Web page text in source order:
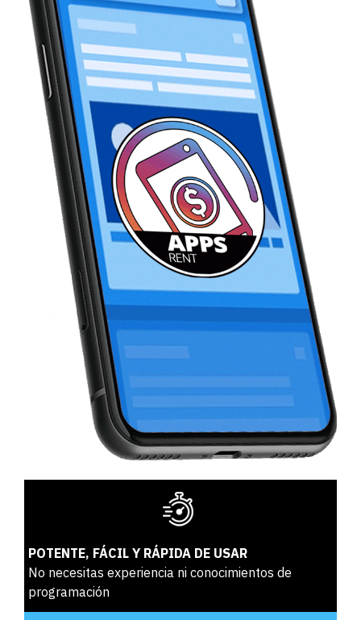
POTENTE, FÁCIL Y RÁPIDA DE USAR
No necesitas experiencia ni conocimientos de
programación